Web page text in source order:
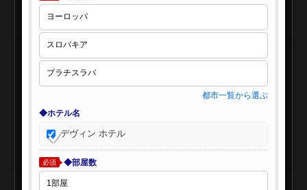
都市一覧から選ぶ
◆ホテル名
デヴィン ホテル
必須 ◆部屋数